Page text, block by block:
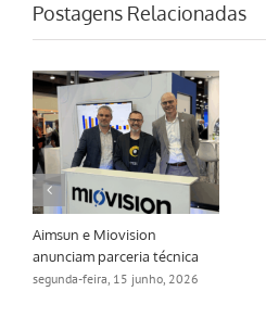
Postagens Relacionadas
Aimsun e Miovision
anunciam parceria técnica
segunda-feira, 15 junho, 2026